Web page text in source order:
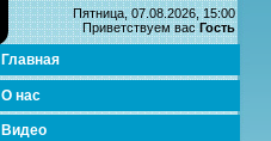
Пятница, 07.08.2026, 15:00
Приветствуем вас Гость
Главная
О нас
Видео